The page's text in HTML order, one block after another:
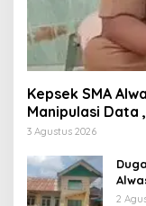
Kepsek SMA
Manipulasi Data
Dana MBG
3 Agustus 2026
2